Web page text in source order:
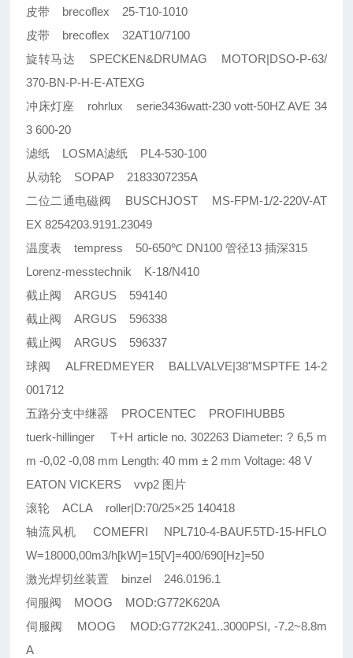
皮带 brecoflex 25-T10-1010
皮带 brecoflex 32AT10/7100
旋转马达 SPECKEN&DRUMAG MOTOR|DSO-P-63/
370-BN-P-H-E-ATEXG
冲床灯座 rohrlux serie3436watt-230 vott-50HZ AVE 34
3 600-20
滤纸 LOSMA滤纸 PL4-530-100
从动轮 SOPAP 2183307235A
二位二通电磁阀 BUSCHJOST MS-FPM-1/2-220V-AT
EX 8254203.9191.23049
温度表 tempress 50-650℃ DN100 管径13 插深315
Lorenz-messtechnik K-18/N410
截止阀 ARGUS 594140
截止阀 ARGUS 596338
截止阀 ARGUS 596337
球阀 ALFREDMEYER BALLVALVE|38"MSPTFE 14-2
001712
五路分支中继器 PROCENTEC PROFIHUBB5
tuerk-hillinger T+H article no. 302263 Diameter: ? 6,5 m
m -0,02 -0,08 mm Length: 40 mm ± 2 mm Voltage: 48 V
EATON VICKERS vvp2 图片
滚轮 ACLA roller|D:70/25×25 140418
轴流风机 COMEFRI NPL710-4-BAUF.5TD-15-HFLO
W=18000,00m3/h[kW]=15[V]=400/690[Hz]=50
激光焊切丝装置 binzel 246.0196.1
伺服阀 MOOG MOD:G772K620A
伺服阀 MOOG MOD:G772K241..3000PSI, -7.2~8.8m
A